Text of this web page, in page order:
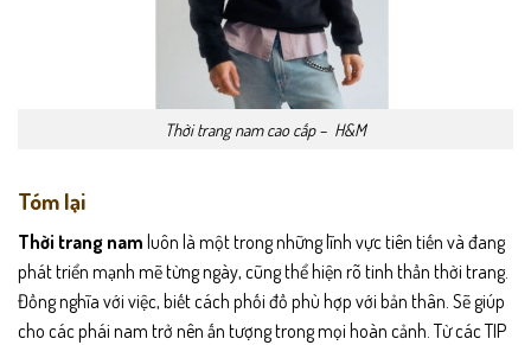
Thời trang nam cao cấp – H&M
Tóm lại
Thời trang nam luôn là một trong những lĩnh vực tiên tiến và đang
phát triển mạnh mẽ từng ngày, cũng thể hiện rõ tinh thần thời trang.
Đồng nghĩa với việc, biết cách phối đồ phù hợp với bản thân. Sẽ giúp
cho các phái nam trở nên ấn tượng trong mọi hoàn cảnh. Từ các TIP